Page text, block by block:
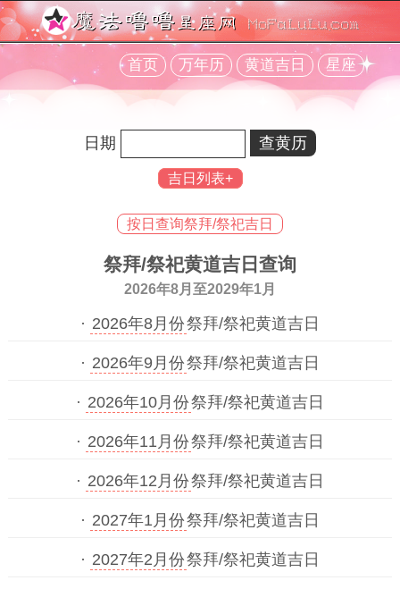
首页 万年历 黄道吉日 星座
日期
吉日列表+
按日查询祭拜/祭祀吉日
祭拜/祭祀黄道吉日查询
2026年8月至2029年1月
· 2026年8月份祭拜/祭祀黄道吉日
· 2026年9月份祭拜/祭祀黄道吉日
· 2026年10月份祭拜/祭祀黄道吉日
· 2026年11月份祭拜/祭祀黄道吉日
· 2026年12月份祭拜/祭祀黄道吉日
· 2027年1月份祭拜/祭祀黄道吉日
· 2027年2月份祭拜/祭祀黄道吉日